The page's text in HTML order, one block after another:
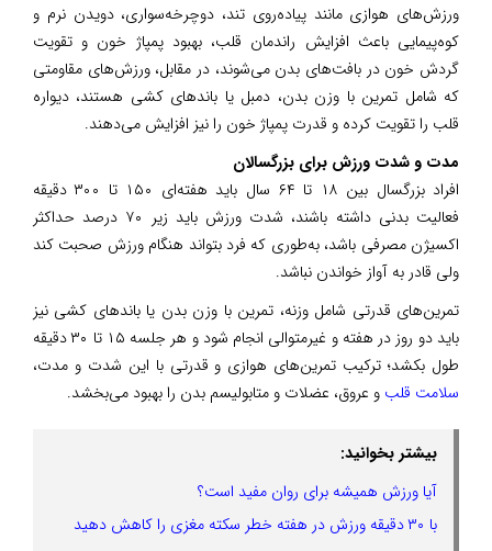
ورزش‌های هوازی مانند پیاده‌روی تند، دوچرخه‌سواری، دویدن نرم و
کوه‌پیمایی باعث افزایش راندمان قلب، بهبود پمپاژ خون و تقویت
گردش خون در بافت‌های بدن می‌شوند، در مقابل، ورزش‌های مقاومتی
که شامل تمرین با وزن بدن، دمبل یا باندهای کشی هستند، دیواره
قلب را تقویت کرده و قدرت پمپاژ خون را نیز افزایش می‌دهند.
مدت و شدت ورزش برای بزرگسالان
افراد بزرگسال بین ۱۸ تا ۶۴ سال باید هفته‌ای ۱۵۰ تا ۳۰۰ دقیقه
فعالیت بدنی داشته باشند، شدت ورزش باید زیر ۷۰ درصد حداکثر
اکسیژن مصرفی باشد، به‌طوری که فرد بتواند هنگام ورزش صحبت کند
ولی قادر به آواز خواندن نباشد.
تمرین‌های قدرتی شامل وزنه، تمرین با وزن بدن یا باندهای کشی نیز
باید دو روز در هفته و غیرمتوالی انجام شود و هر جلسه ۱۵ تا ۳۰ دقیقه
طول بکشد؛ ترکیب تمرین‌های هوازی و قدرتی با این شدت و مدت،
سلامت قلب و عروق، عضلات و متابولیسم بدن را بهبود می‌بخشد.
بیشتر بخوانید:
آیا ورزش همیشه برای روان مفید است؟
با ۳۰ دقیقه ورزش در هفته خطر سکته مغزی را کاهش دهید